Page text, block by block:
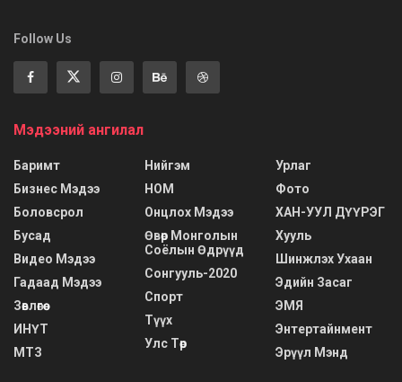
Follow Us
Мэдээний ангилал
Баримт
Бизнес Мэдээ
Боловсрол
Бусад
Видео Мэдээ
Гадаад Мэдээ
Зөвлөгөө
ИНҮТ
МТЗ
Нийгэм
НОМ
Онцлох Мэдээ
Өвөр Монголын
Соёлын Өдрүүд
Сонгууль-2020
Спорт
Түүх
Улс Төр
Урлаг
Фото
ХАН-УУЛ ДҮҮРЭГ
Хууль
Шинжлэх Ухаан
Эдийн Засаг
ЭМЯ
Энтертайнмент
Эрүүл Мэнд